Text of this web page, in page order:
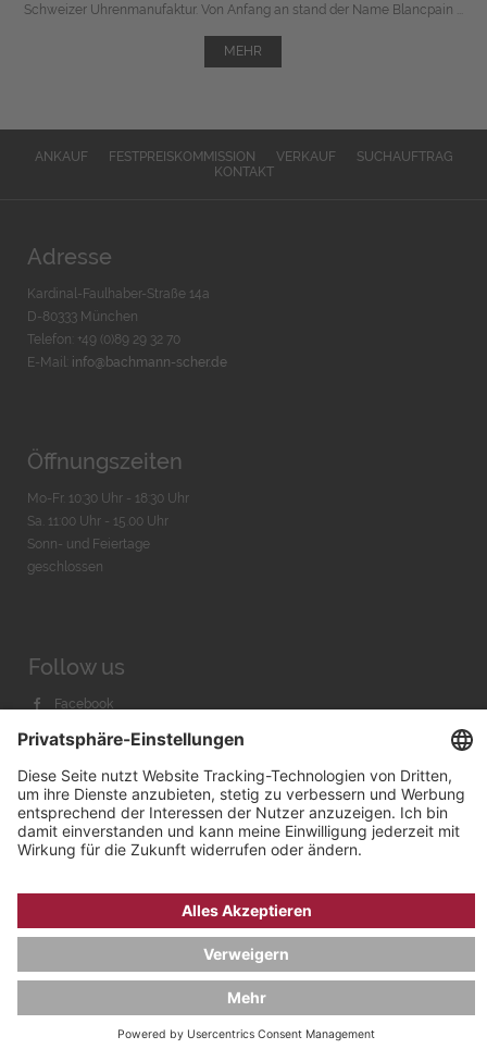
Schweizer Uhrenmanufaktur. Von Anfang an stand der Name Blancpain ...
MEHR
ANKAUF FESTPREISKOMMISSION VERKAUF
SUCHAUFTRAG
KONTAKT
Adresse
Kardinal-Faulhaber-Straße 14a
D-80333 München
Telefon: +49 (0)89 29 32 70
E-Mail: info@bachmann-scher.de
Öffnungszeiten
Mo-Fr. 10:30 Uhr - 18:30 Uhr
Sa. 11:00 Uhr - 15.00 Uhr
Sonn- und Feiertage
geschlossen
Follow us
Facebook
Youtube
Bachmann & Scher GmbH / Watchandco GmbH
IMPRESSUM
AGB & WIDERRUF
COOKIE-EINSTELLUNGEN